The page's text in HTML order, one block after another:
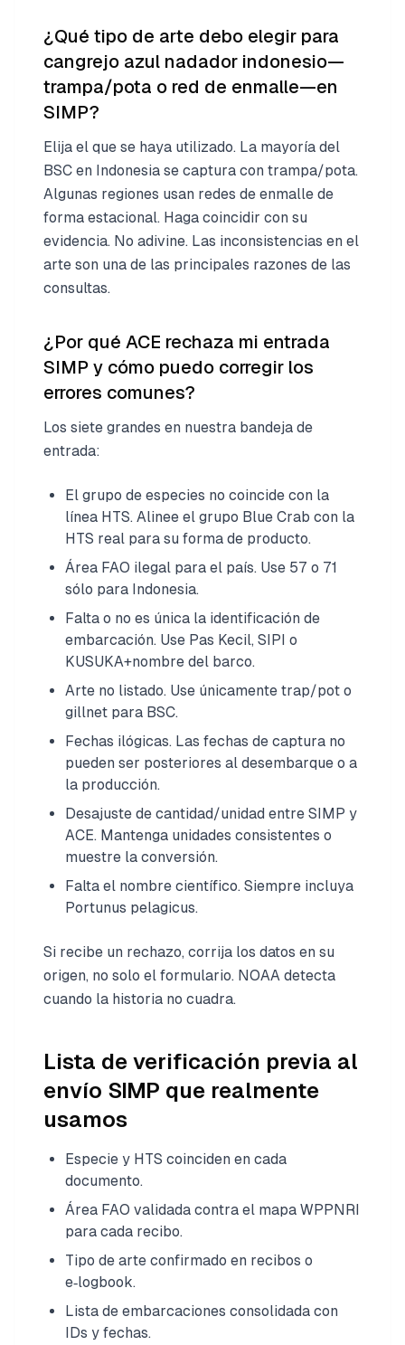
¿Qué tipo de arte debo elegir para
cangrejo azul nadador indonesio—
trampa/pota o red de enmalle—en
SIMP?
Elija el que se haya utilizado. La mayoría del
BSC en Indonesia se captura con trampa/pota.
Algunas regiones usan redes de enmalle de
forma estacional. Haga coincidir con su
evidencia. No adivine. Las inconsistencias en el
arte son una de las principales razones de las
consultas.
¿Por qué ACE rechaza mi entrada
SIMP y cómo puedo corregir los
errores comunes?
Los siete grandes en nuestra bandeja de
entrada:
El grupo de especies no coincide con la
línea HTS. Alinee el grupo Blue Crab con la
HTS real para su forma de producto.
Área FAO ilegal para el país. Use 57 o 71
sólo para Indonesia.
Falta o no es única la identificación de
embarcación. Use Pas Kecil, SIPI o
KUSUKA+nombre del barco.
Arte no listado. Use únicamente trap/pot o
gillnet para BSC.
Fechas ilógicas. Las fechas de captura no
pueden ser posteriores al desembarque o a
la producción.
Desajuste de cantidad/unidad entre SIMP y
ACE. Mantenga unidades consistentes o
muestre la conversión.
Falta el nombre científico. Siempre incluya
Portunus pelagicus.
Si recibe un rechazo, corrija los datos en su
origen, no solo el formulario. NOAA detecta
cuando la historia no cuadra.
Lista de verificación previa al
envío SIMP que realmente
usamos
Especie y HTS coinciden en cada
documento.
Área FAO validada contra el mapa WPPNRI
para cada recibo.
Tipo de arte confirmado en recibos o
e‑logbook.
Lista de embarcaciones consolidada con
IDs y fechas.